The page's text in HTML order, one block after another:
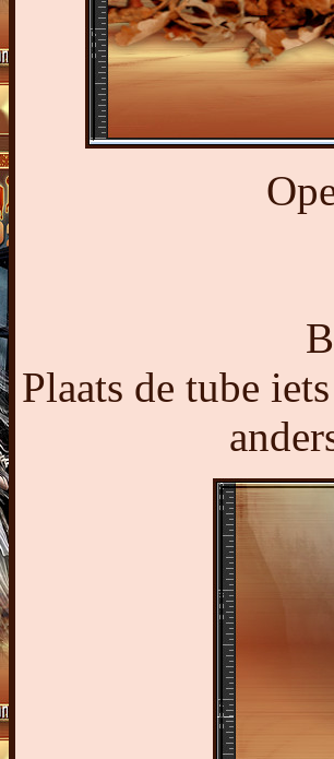
Plaats de tube